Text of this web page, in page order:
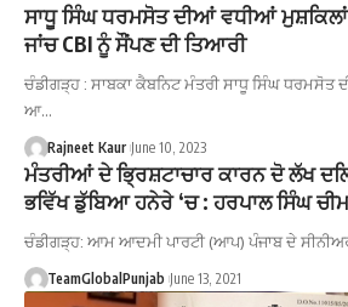
ਸਾਧੂ ਸਿੰਘ ਧਰਮਸੋਤ ਦੀਆਂ ਵਧੀਆਂ
ਜਾਂਚ CBI ਨੂੰ ਸੌਂਪਣ ਦੀ ਤਿਆਰੀ
ਚੰਡੀਗੜ੍ਹ : ਸਾਬਕਾ ਕੈਬਨਿਟ ਮੰਤਰੀ ਸਾਧੂ ਸਿੰਘ
ਆ…
Rajneet Kaur June 10, 2023
ਮੰਤਰੀਆਂ ਦੇ ਭ੍ਰਿਸ਼ਟਾਚਾਰ ਕਾਰਨ ਦੋ ਲੱਖ
ਭਵਿੱਖ ਡੁੱਬਿਆ ਹਨੇਰੇ ‘ਚ : ਹਰਪਾਲ ਸਿੰਘ
ਚੰਡੀਗੜ੍ਹ: ਆਮ ਆਦਮੀ ਪਾਰਟੀ (ਆਪ) ਪੰਜਾਬ ਦੇ
TeamGlobalPunjab June 13, 2021